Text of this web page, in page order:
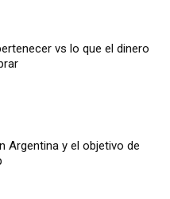
vs lo que el dinero
Argentina y el objetivo de